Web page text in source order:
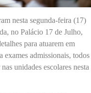
nesta segunda-feira (17)
no Palácio 17 de Julho,
para atuarem em
exames admissionais, todos
unidades escolares nesta